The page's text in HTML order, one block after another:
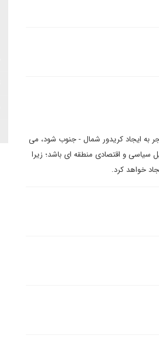
به ایجاد کریدور شمال - جنوب شود، می
سیاسی و اقتصادی منطقه ای باشد؛ زیرا
خواهد کرد.